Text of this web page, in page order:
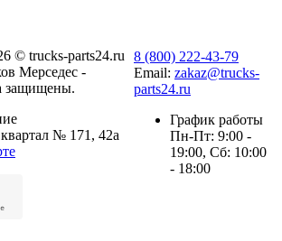
© trucks-parts24.ru
Мерседес -
защищены.
№ 171, 42а
8 (800) 222-43-79
Email: zakaz@trucks-
parts24.ru
График работы
Пн-Пт: 9:00 -
19:00, Сб: 10:00
- 18:00